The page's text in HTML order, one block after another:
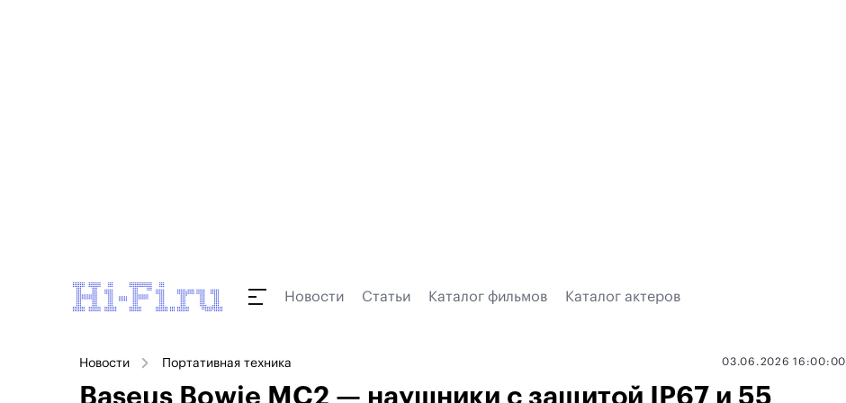
Новости Статьи Каталог фильмов Каталог актеров
Новости Портативная техника 03.06.2026 16:00:00
Baseus Bowie MC2 — наушники с защитой IP67 и 55